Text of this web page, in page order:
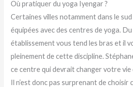
Où pratiquer du yoga Iyengar ?
Certaines villes notamment dans le
équipées avec des centres de yoga.
établissement vous tend les bras et il
pleinement de cette discipline.
ce centre qui devrait changer votre vie
Il n’est donc pas surprenant de choisir